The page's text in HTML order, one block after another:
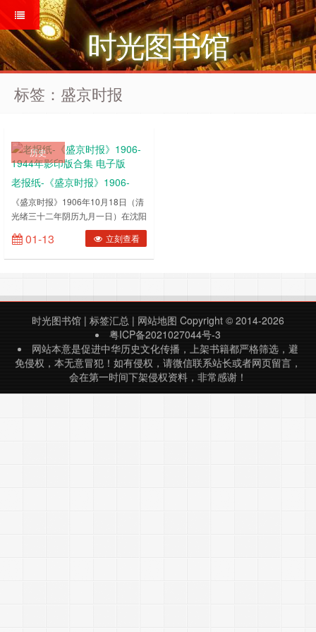
时光图书馆
标签：盛京时报
历史
老报纸-《盛京时报》1906-
1944年影印版合集 电子版
《盛京时报》1906年10月18日（清
光绪三十二年阴历九月一日）在沈阳
大西门外创办的，至1944年9月14
日终刊，历时38年。由日中岛真雄
创办。该报收罗泛博，对当时我国内
发生的重大事件，均有详略不等的报
道；是研究近现代史、国际关系史、
东北*民抗日史、北洋*阀史极为珍贵
的资料，可供多方面的研究和利
用……
01-13 立刻查看
时光图书馆 | 标签汇总 | 网站地图 Copyright © 2014-2026
粤ICP备2021027044号-3
网站本意是促进中华历史文化传播，上架书籍都严格筛选，避
免侵权，本无意冒犯！如有侵权，请微信联系站长或者网页留言，
会在第一时间下架侵权资料，非常感谢！